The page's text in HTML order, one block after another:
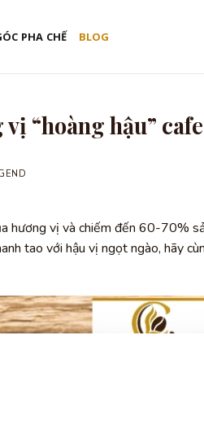
PHA CHẾ BLOG
“hoàng hậu” cafe
hương vị và chiếm đến 60-70%
tao với hậu vị ngọt ngào, hãy